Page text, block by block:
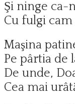
Şi ninge ca-
Cu fulgi cam
Maşina
Pe pârtia de
De unde,
Cea mai